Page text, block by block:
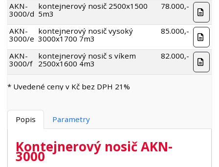
AKN-
3000/d
kontejnerový nosič 2500x1500
5m3
78.000,-
AKN-
3000/e
kontejnerový nosič vysoký
3000x1700 7m3
85.000,-
AKN-
3000/f
kontejnerový nosič s víkem
2500x1600 4m3
82.000,-
* Uvedené ceny v Kč bez DPH 21%
Popis Parametry
Kontejnerový nosič AKN-
3000